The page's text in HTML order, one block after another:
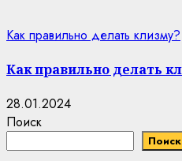
Как правильно делать клизму?
Как правильно делать
28.01.2024
Поиск
Поиск